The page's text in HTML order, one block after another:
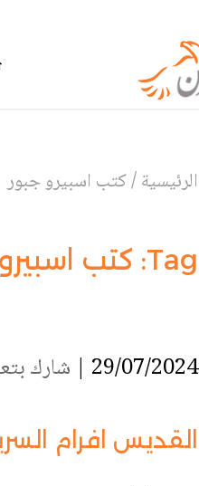
الرئيسية/كتب اسبيرو جبور
Tag: كتب
29/07/2024 | شارك
القديس افرام